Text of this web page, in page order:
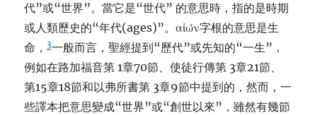
代”或“世界”。當它是“世代” 的意思時，指的是時期
或人類歷史的“年代(ages)”。αἰών字根的意思是生
命，3一般而言，聖經提到“歷代”或先知的“一生”，
例如在路加福音第 1章70節、使徒行傳第 3章21節、
第15章18節和以弗所書第 3章9節中提到的，然而，一
些譯本把意思變成“世界”或“創世以來”，雖然有幾節